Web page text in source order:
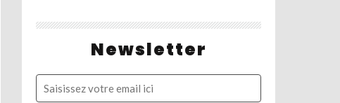
Newsletter